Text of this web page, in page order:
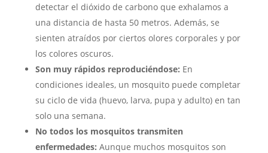
detectar el dióxido de carbono que exhalamos a
una distancia de hasta 50 metros. Además, se
sienten atraídos por ciertos olores corporales y por
los colores oscuros.
Son muy rápidos reproduciéndose: En
condiciones ideales, un mosquito puede completar
su ciclo de vida (huevo, larva, pupa y adulto) en tan
solo una semana.
No todos los mosquitos transmiten
enfermedades: Aunque muchos mosquitos son